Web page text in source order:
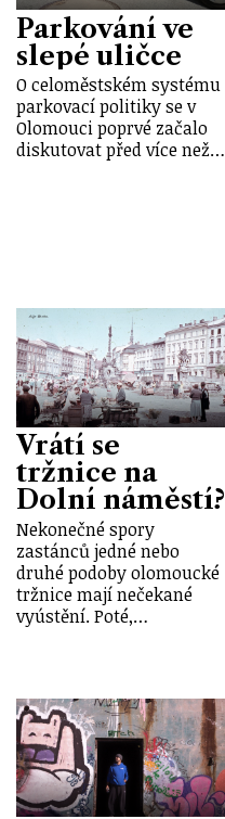
Parkování ve
slepé uličce
O celoměstském systému
parkovací politiky se v
Olomouci poprvé začalo
diskutovat před více než…
Vrátí se
tržnice na
Dolní náměstí?
Nekonečné spory
zastánců jedné nebo
druhé podoby olomoucké
tržnice mají nečekané
vyústění. Poté,…